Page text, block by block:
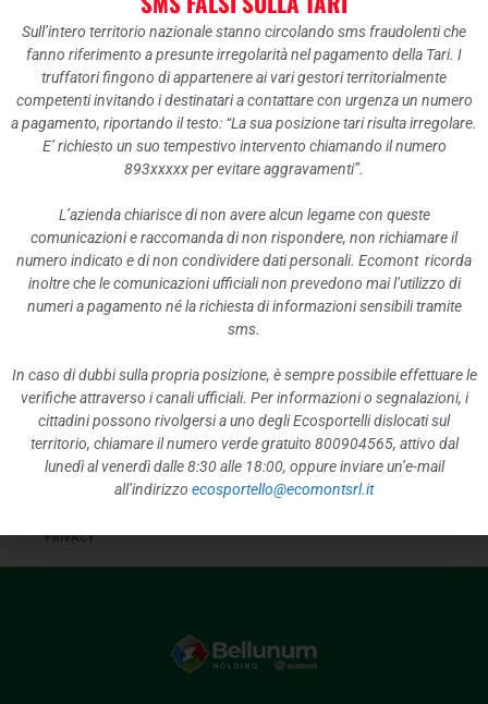
BANDI DI GARA E CONTRATTI
SOVVENZIONI, CONTRIBUTI, SUSSIDI, VANTAGGI ECONOMICI
BILANCI
BENI IMMOBILI E GESTIONE PATRIMONIO
CONTROLLI E RILIEVI SULL’AMMINISTRAZIONE
PAGAMENTI DELL’AMMINISTRAZIONE
OPERE PUBBLICHE
PIANIFICAZIONE E GOVERNO DEL TERRITORIO
STRUTTURE SANITARIE PRIVATE ACCREDITATE
INTERVENTI STRAORDINARI E DI EMERGENZA
ALTRI CONTENUTI
WHISTLEBLOWING
PRIVACY
Sull’intero territorio nazionale stanno circolando sms fraudolenti che
fanno riferimento a presunte irregolarità nel pagamento della Tari. I
truffatori fingono di appartenere ai vari gestori territorialmente
competenti invitando i destinatari a contattare con urgenza un numero
a pagamento, riportando il testo: “La sua posizione tari risulta irregolare.
E’ richiesto un suo tempestivo intervento chiamando il numero
893xxxxx per evitare aggravamenti”.
L’azienda chiarisce di non avere alcun legame con queste
comunicazioni e raccomanda di non rispondere, non richiamare il
numero indicato e di non condividere dati personali. Ecomont ricorda
inoltre che le comunicazioni ufficiali non prevedono mai l’utilizzo di
numeri a pagamento né la richiesta di informazioni sensibili tramite
sms.
In caso di dubbi sulla propria posizione, è sempre possibile effettuare le
verifiche attraverso i canali ufficiali. Per informazioni o segnalazioni, i
cittadini possono rivolgersi a uno degli Ecosportelli dislocati sul
territorio, chiamare il numero verde gratuito 800904565, attivo dal
lunedì al venerdì dalle 8:30 alle 18:00, oppure inviare un’e-mail
all’indirizzo ecosportello@ecomontsrl.it